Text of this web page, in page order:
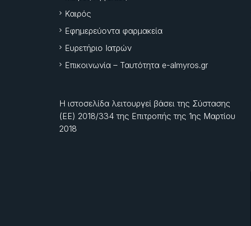
Καιρός
Εφημερεύοντα φαρμακεία
Ευρετήριο Ιατρών
Επικοινωνία – Ταυτότητα e-almyros.gr
Η ιστοσελίδα λειτουργεί βάσει της Σύστασης
(ΕΕ) 2018/334 της Επιτροπής της 1ης Μαρτίου
2018